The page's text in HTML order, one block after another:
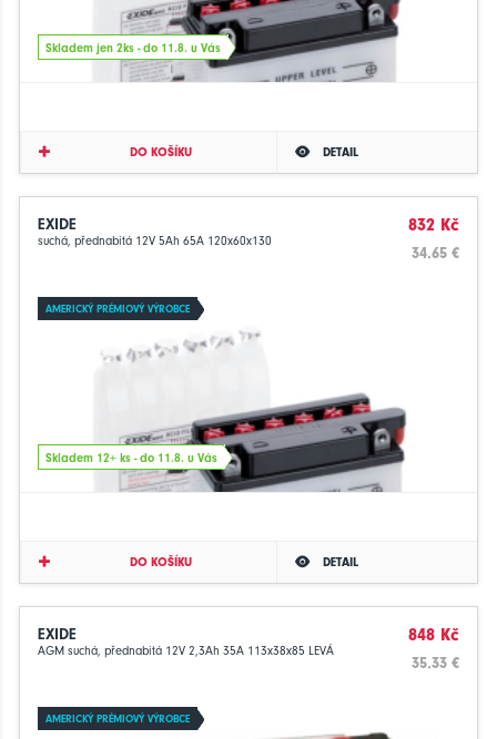
Skladem jen 2ks - do 11.8. u Vás
DO KOŠÍKU DETAIL
EXIDE
suchá, přednabitá 12V 5Ah 65A 120x60x130
832 Kč
34.65 €
AMERICKÝ PRÉMIOVÝ VÝROBCE
Skladem 12+ ks - do 11.8. u Vás
DO KOŠÍKU DETAIL
EXIDE
AGM suchá, přednabitá 12V 2,3Ah 35A 113x38x85 LEVÁ
848 Kč
35.33 €
AMERICKÝ PRÉMIOVÝ VÝROBCE